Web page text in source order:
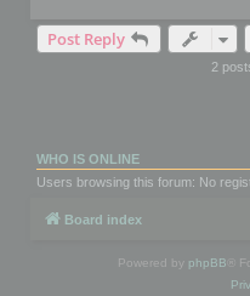
Post Reply
2
WHO IS ONLINE
Users browsing this forum: No
Board index
Powered by phpBB ®